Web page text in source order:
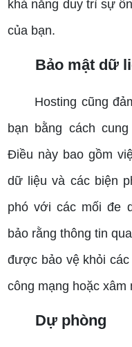
khả năng duy trì sự
của bạn.
Bảo mật dữ
Hosting cũng đảm
bạn bằng cách
Điều này bao gồm
dữ liệu và các biện
phó với các mối đe
bảo rằng thông tin
được bảo vệ khỏi
công mạng hoặc xâm
Dự phòng